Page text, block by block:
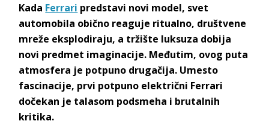
Kada Ferrari predstavi novi model, svet
automobila obično reaguje ritualno, društvene
mreže eksplodiraju, a tržište luksuza dobija
novi predmet imaginacije. Međutim, ovog puta
atmosfera je potpuno drugačija. Umesto
fascinacije, prvi potpuno električni Ferrari
dočekan je talasom podsmeha i brutalnih
kritika.